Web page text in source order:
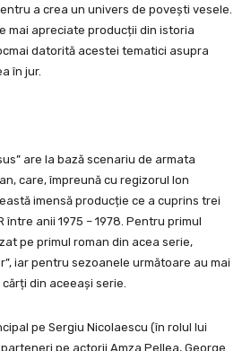
a crea un univers de povești vesele.
mai apreciate producții din istoria
datorită acestei tematici asupra
în jur.
are la bază scenariu de armata
care, împreună cu regizorul Ion
imensă producție ce a cuprins trei
între anii 1975 – 1978. Pentru primul
pe primul roman din acea serie,
iar pentru sezoanele următoare au mai
din aceeași serie.
pe Sergiu Nicolaescu (în rolul lui
pe actorii Amza Pellea, George